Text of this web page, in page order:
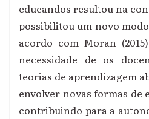
educandos resultou na
possibilitou um novo
acordo com Moran
necessidade de os
teorias de aprendizagem
envolver novas formas de
contribuindo para a